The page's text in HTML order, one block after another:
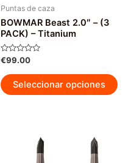
Puntas de caza
BOWMAR Beast 2.0″ – (3
PACK) – Titanium
Valorado
de
5
€99.00
Seleccionar opciones